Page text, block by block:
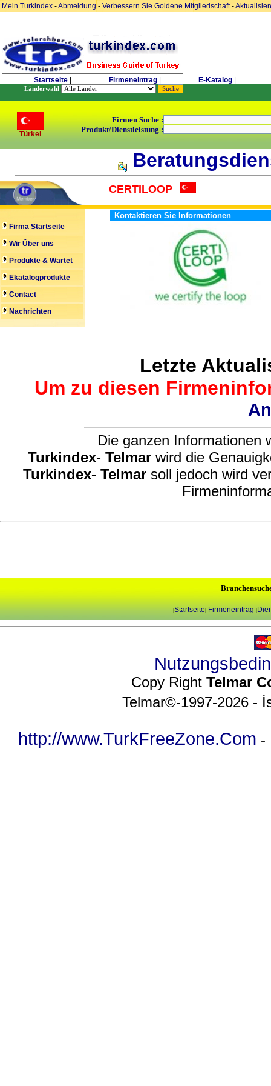
Mein Turkindex -Abmeldung- Verbessern Sie Goldene Mitgliedschaft-
Startseite Firmeneintrag E-Katalog
Länderwahl
Türkei
Firmen Suche :
Produkt/Dienstleistung :
CERTILOOP
Firma Startseite
Wir Über uns
Produkte & Wartet
Ekatalogprodukte
Contact
Nachrichten
Kontaktieren Sie Informationen
Letzte
Um zu diesen
Die ganzen Informationen
Turkindex- Telmar wird die
Turkindex- Telmar soll jedoch wird
|Startseite| Firmeneintrag |
Copy Right Telmar
Telmar©-1997-2026 -
http://www.TurkFreeZone.Com -